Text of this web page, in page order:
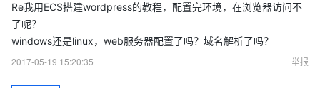
Re我用ECS搭建wordpress的教程，配置完环境，在浏览器访问不
了呢？
windows还是linux，web服务器配置了吗？域名解析了吗？
2017-05-19 15:20:35
举报